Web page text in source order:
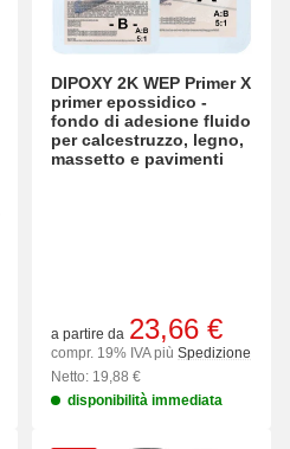
DIPOXY 2K WEP Primer X
primer epossidico -
fondo di adesione fluido
per calcestruzzo, legno,
massetto e pavimenti
a partire da 23,66 €
compr. 19% IVA più Spedizione
Netto: 19,88 €
disponibilità immediata